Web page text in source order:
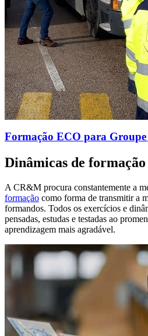
Formação ECO para
Dinâmicas de formação
A CR&M procura constantemente a
formação como forma de transmitir a
formandos. Todos os exercícios e
pensadas, estudas e testadas ao
aprendizagem mais agradável.